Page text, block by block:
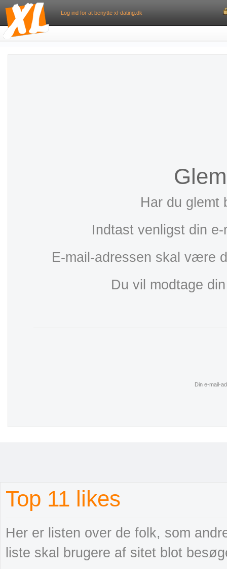
Log ind for at benytte xl-dating.dk
Har du glemt
Indtast venligst din
E-mail-adressen skal være
Du vil modtage
Din e-mail-
Top 11 likes
Her er listen over de folk, som
liste skal brugere af sitet blot